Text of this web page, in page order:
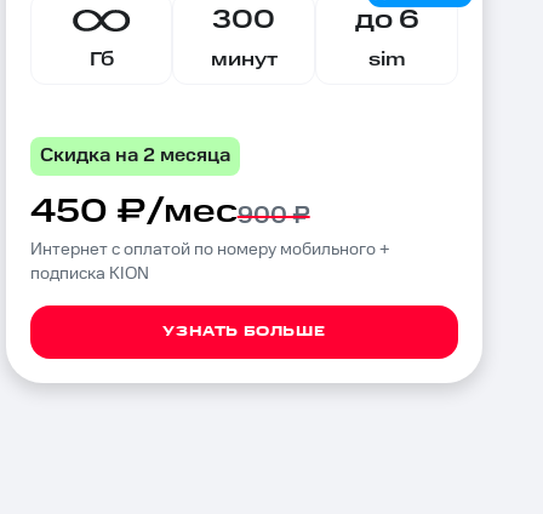
Гб
300
минут
до 6
sim
Скидка на 2 месяца
450 ₽/мес900 ₽
Интернет с оплатой по номеру мобильного +
подписка KION
УЗНАТЬ БОЛЬШЕ